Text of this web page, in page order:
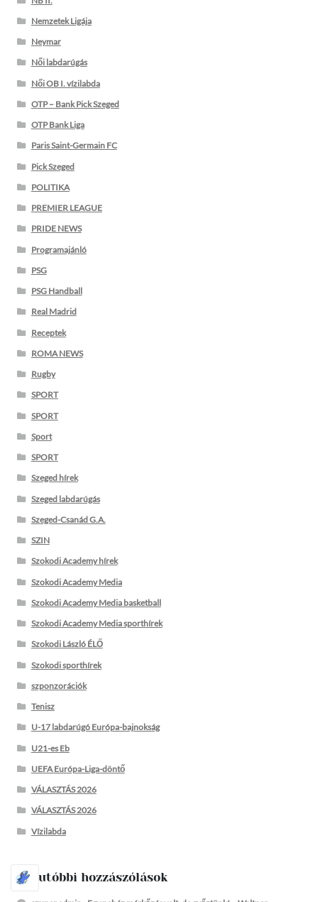
Nemzetek Ligája
Neymar
Női labdarúgás
Női OB I. vízilabda
OTP – Bank Pick Szeged
OTP Bank Liga
Paris Saint-Germain FC
Pick Szeged
POLITIKA
PREMIER LEAGUE
PRIDE NEWS
Programajánló
PSG
PSG Handball
Real Madrid
Receptek
ROMA NEWS
Rugby
SPORT
SPORT
Sport
SPORT
Szeged hírek
Szeged labdarúgás
Szeged-Csanád G.A.
SZIN
Szokodi Academy hírek
Szokodi Academy Media
Szokodi Academy Media basketball
Szokodi Academy Media sporthírek
Szokodi László ÉLŐ
Szokodi sporthírek
szponzorációk
Tenisz
U-17 labdarúgó Európa-bajnokság
U21-es Eb
UEFA Európa-Liga-döntő
VÁLASZTÁS 2026
VÁLASZTÁS 2026
Vízilabda
Legutóbbi hozzászólások